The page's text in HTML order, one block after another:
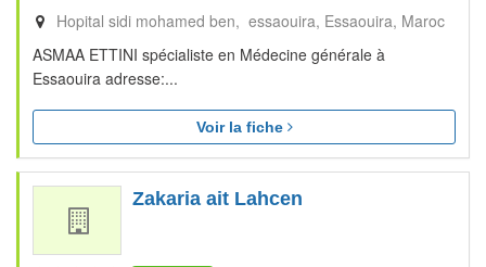
Hopital sidi mohamed ben, essaouira Essaouira Maroc
ASMAA ETTINI spécialiste en Médecine générale à
Essaouira adresse:...
Voir la fiche
Zakaria ait Lahcen